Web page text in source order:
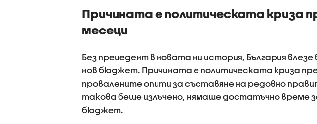
Причината е политическата криза
месеци
Без прецедент в новата ни история, България влезе
нов бюджет. Причината е политическата криза
провалените опити за съставяне на редовно
такова беше излъчено, нямаше достатъчно време
бюджет.